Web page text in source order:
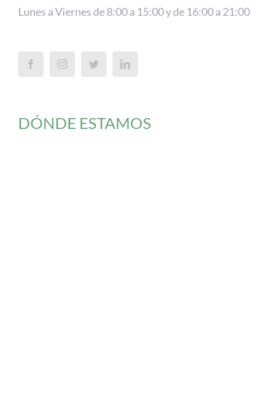
Lunes a Viernes de 8:00 a 15:00 y de 16:00 a 21:00
DÓNDE ESTAMOS